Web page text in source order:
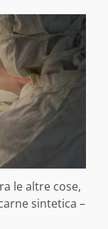
le altre cose,
sintetica –